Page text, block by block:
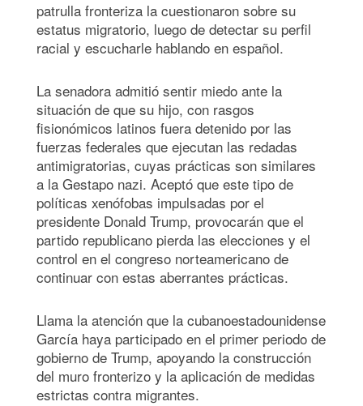
patrulla fronteriza la cuestionaron sobre su
estatus migratorio, luego de detectar su perfil
racial y escucharle hablando en español.
La senadora admitió sentir miedo ante la
situación de que su hijo, con rasgos
fisionómicos latinos fuera detenido por las
fuerzas federales que ejecutan las redadas
antimigratorias, cuyas prácticas son similares
a la Gestapo nazi. Aceptó que este tipo de
políticas xenófobas impulsadas por el
presidente Donald Trump, provocarán que el
partido republicano pierda las elecciones y el
control en el congreso norteamericano de
continuar con estas aberrantes prácticas.
Llama la atención que la cubanoestadounidense
García haya participado en el primer periodo de
gobierno de Trump, apoyando la construcción
del muro fronterizo y la aplicación de medidas
estrictas contra migrantes.